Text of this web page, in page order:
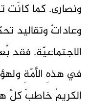
ونصارى. كما كانَت
وعاداتٌ وتقاليد
الاجتماعيّة. فقد
في هذهِ الأمّةِ
الكريمُ خاطبَ كلَّ